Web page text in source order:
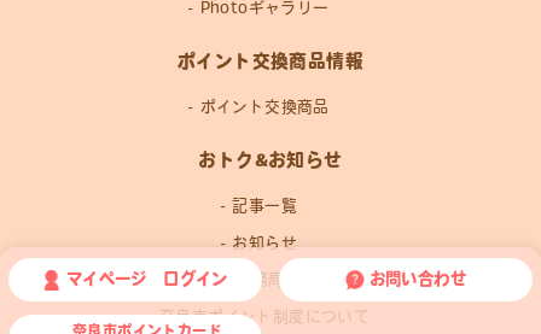
Photoギャラリー
ポイント交換商品情報
ポイント交換商品
おトク&お知らせ
記事一覧
お知らせ
運営事務局news
奈良市ポイント制度について
マイページ ログイン お問い合わせ
奈良市ポイントカード